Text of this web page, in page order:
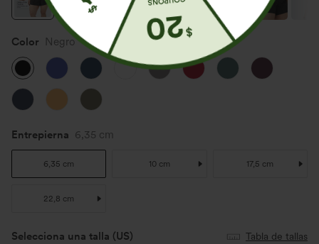
Color Negro
Entrepierna 6,35 cm
6,35 cm 10 cm 17,5 cm
22,8 cm
Selecciona una talla (US) Tabla de tallas